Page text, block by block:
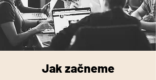
Jak začneme